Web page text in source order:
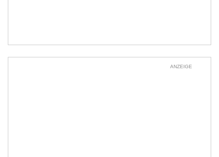
ANZEIGE